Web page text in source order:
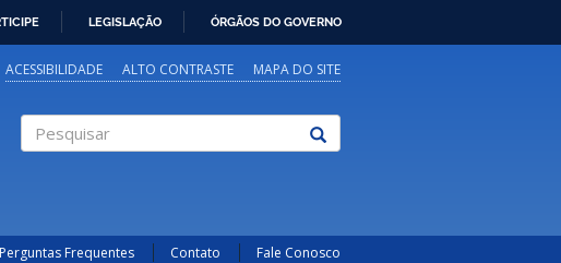
LEGISLAÇÃO ÓRGÃOS DO GOVERNO
ACESSIBILIDADE ALTO CONTRASTE MAPA DO SITE
Perguntas Frequentes Contato Fale Conosco